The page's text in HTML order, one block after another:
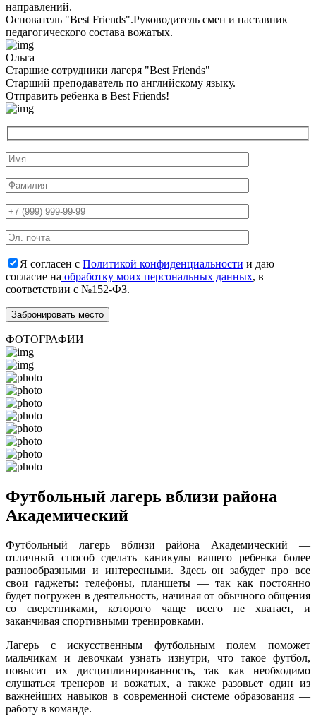
направлений.
Основатель "Best Friends".Руководитель смен и наставник
педагогического состава вожатых.
Ольга
Старшие сотрудники лагеря "Best Friends"
Cтарший преподаватель по английскому языку.
Отправить ребенка в Best Friends!
Я согласен с Политикой конфиденциальности и даю
согласие на обработку моих персональных данных, в
соответствии с №152-ФЗ.
ФОТОГРАФИИ
Футбольный лагерь вблизи района
Академический
Футбольный лагерь вблизи района Академический —
отличный способ сделать каникулы вашего ребенка более
разнообразными и интересными. Здесь он забудет про все
свои гаджеты: телефоны, планшеты — так как постоянно
будет погружен в деятельность, начиная от обычного общения
со сверстниками, которого чаще всего не хватает, и
заканчивая спортивными тренировками.
Лагерь с искусственным футбольным полем поможет
мальчикам и девочкам узнать изнутри, что такое футбол,
повысит их дисциплинированность, так как необходимо
слушаться тренеров и вожатых, а также разовьет один из
важнейших навыков в современной системе образования —
работу в команде.